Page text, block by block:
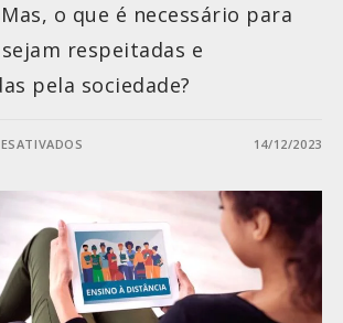
o que é necessário para
respeitadas e
pela sociedade?
14/12/2023